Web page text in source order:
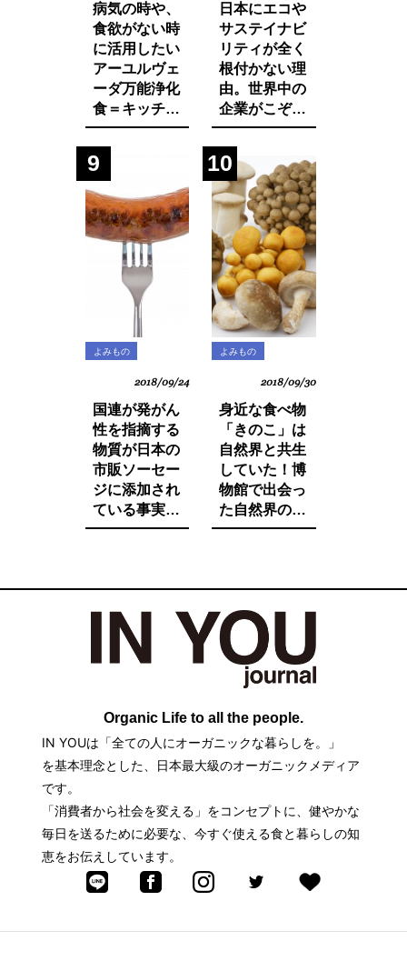
病気の時や、
食欲がない時
に活用したい
アーユルヴェ
ーダ万能浄化
食＝キッチャ
リーの作り方
日本にエコや
サステイナビ
リティが全く
根付かない理
由。世界中の
企業がこぞっ
て取り組む
SDGsへの遅
れ。それは日
本人・日本企
業と政府の意
識の低さにあ
った！
9
よみもの
2018/09/24
国連が発がん
性を指摘する
物質が日本の
市販ソーセー
ジに添加され
ている事実を
ご存知です
子供に食べさ
せたくないそ
の中身とは。
10
よみもの
2018/09/30
身近な食べ物
「きのこ」は
自然界と共生
していた！博
物館で出会っ
た自然界の法
則と栄養価が
Organic Life to all the people.
IN YOUは「全ての人にオーガニックな暮らしを。」
を基本理念とした、日本最大級のオーガニックメディア
です。
「消費者から社会を変える」をコンセプトに、健やかな
毎日を送るために必要な、今すぐ使える食と暮らしの知
恵をお伝えしています。